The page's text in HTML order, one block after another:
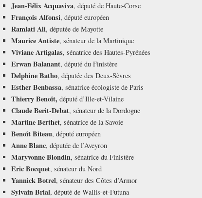
Jean-Félix Acquaviva, député de Haute-Corse
François Alfonsi, député européen
Ramlati Ali, députée de Mayotte
Maurice Antiste, sénateur de la Martinique
Viviane Artigalas, sénatrice des Hautes-Pyrénées
Erwan Balanant, député du Finistère
Delphine Batho, députée des Deux-Sèvres
Esther Benbassa, sénatrice écologiste de Paris
Thierry Benoît, député d’Ille-et-Vilaine
Claude Berit-Debat, sénateur de la Dordogne
Martine Berthet, sénatrice de la Savoie
Benoît Biteau, député européen
Anne Blanc, députée de l’Aveyron
Maryvonne Blondin, sénatrice du Finistère
Eric Bocquet, sénateur du Nord
Yannick Botrel, sénateur des Côtes d’Armor
Sylvain Brial, député de Wallis-et-Futuna